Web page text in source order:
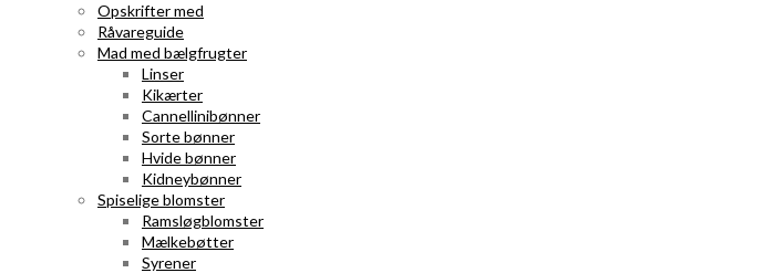
Opskrifter med
Råvareguide
Mad med bælgfrugter
Linser
Kikærter
Cannellinibønner
Sorte bønner
Hvide bønner
Kidneybønner
Spiselige blomster
Ramsløgblomster
Mælkebøtter
Syrener